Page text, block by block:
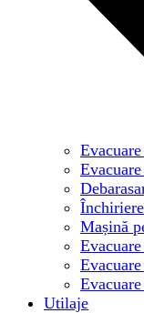
Mașină
Utilaje